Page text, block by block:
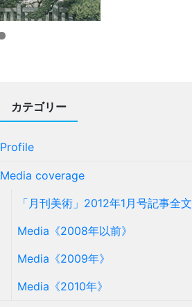
カテゴリー
Profile
Media coverage
「月刊美術」2012年1月号記事全文
Media《2008年以前》
Media《2009年》
Media《2010年》